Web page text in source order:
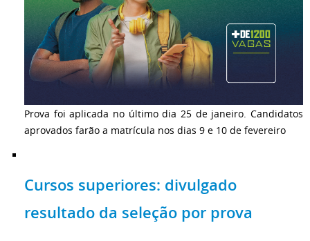
Prova foi aplicada no último dia 25 de janeiro. Candidatos
aprovados farão a matrícula nos dias 9 e 10 de fevereiro
Cursos superiores: divulgado
resultado da seleção por prova